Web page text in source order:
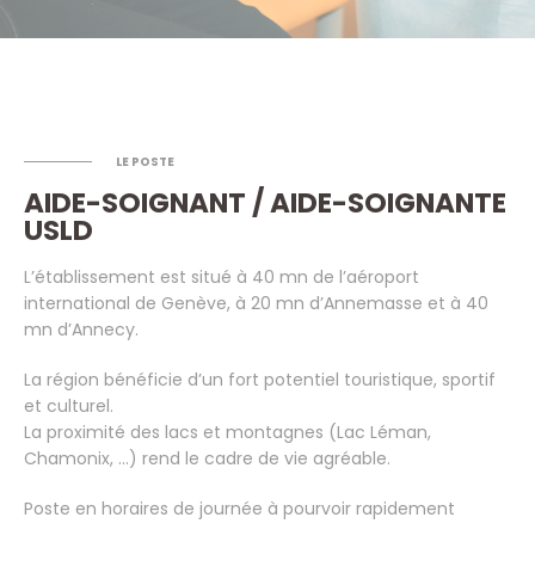
LE POSTE
AIDE-SOIGNANT / AIDE-SOIGNANTE
USLD
L’établissement est situé à 40 mn de l’aéroport
international de Genève, à 20 mn d’Annemasse et à 40
mn d’Annecy.
La région bénéficie d’un fort potentiel touristique, sportif
et culturel.
La proximité des lacs et montagnes (Lac Léman,
Chamonix, …) rend le cadre de vie agréable.
Poste en horaires de journée à pourvoir rapidement